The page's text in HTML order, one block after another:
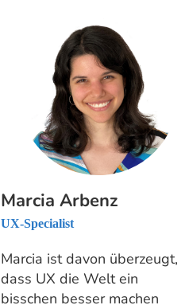
Marcia Arbenz
UX-Specialist
Marcia ist davon überzeugt,
dass UX die Welt ein
bisschen besser machen